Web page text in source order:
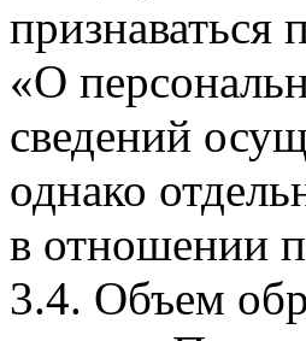
«О
сведений
однако
в отношении
3.4. Объем